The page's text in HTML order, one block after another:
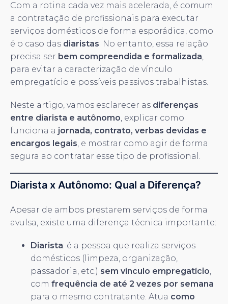
Com a rotina cada vez mais acelerada, é comum
a contratação de profissionais para executar
serviços domésticos de forma esporádica, como
é o caso das diaristas. No entanto, essa relação
precisa ser bem compreendida e formalizada,
para evitar a caracterização de vínculo
empregatício e possíveis passivos trabalhistas.
Neste artigo, vamos esclarecer as diferenças
entre diarista e autônomo, explicar como
funciona a jornada, contrato, verbas devidas e
encargos legais, e mostrar como agir de forma
segura ao contratar esse tipo de profissional.
Diarista x Autônomo: Qual a Diferença?
Apesar de ambos prestarem serviços de forma
avulsa, existe uma diferença técnica importante:
Diarista: é a pessoa que realiza serviços
domésticos (limpeza, organização,
passadoria, etc.) sem vínculo empregatício,
com frequência de até 2 vezes por semana
para o mesmo contratante. Atua como